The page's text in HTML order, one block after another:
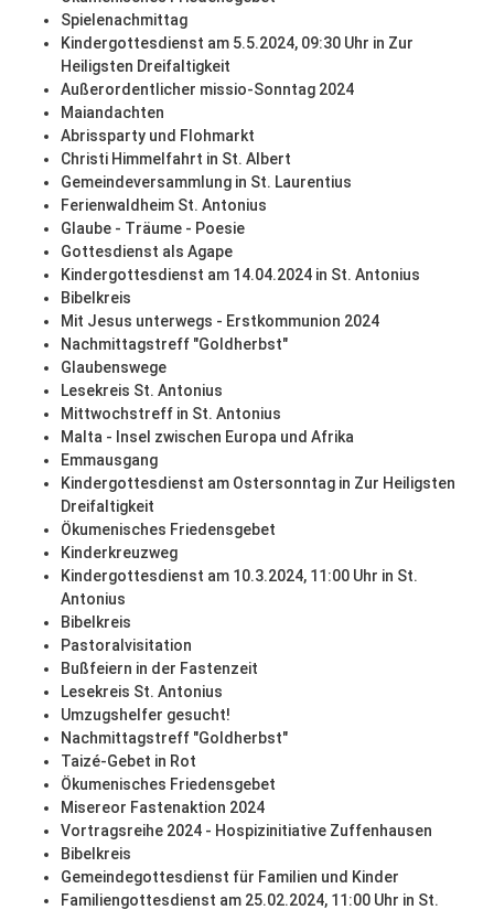
Spielenachmittag
Kindergottesdienst am 5.5.2024, 09:30 Uhr in Zur
Heiligsten Dreifaltigkeit
Außerordentlicher missio-Sonntag 2024
Maiandachten
Abrissparty und Flohmarkt
Christi Himmelfahrt in St. Albert
Gemeindeversammlung in St. Laurentius
Ferienwaldheim St. Antonius
Glaube - Träume - Poesie
Gottesdienst als Agape
Kindergottesdienst am 14.04.2024 in St. Antonius
Bibelkreis
Mit Jesus unterwegs - Erstkommunion 2024
Nachmittagstreff "Goldherbst"
Glaubenswege
Lesekreis St. Antonius
Mittwochstreff in St. Antonius
Malta - Insel zwischen Europa und Afrika
Emmausgang
Kindergottesdienst am Ostersonntag in Zur Heiligsten
Dreifaltigkeit
Ökumenisches Friedensgebet
Kinderkreuzweg
Kindergottesdienst am 10.3.2024, 11:00 Uhr in St.
Antonius
Bibelkreis
Pastoralvisitation
Bußfeiern in der Fastenzeit
Lesekreis St. Antonius
Umzugshelfer gesucht!
Nachmittagstreff "Goldherbst"
Taizé-Gebet in Rot
Ökumenisches Friedensgebet
Misereor Fastenaktion 2024
Vortragsreihe 2024 - Hospizinitiative Zuffenhausen
Bibelkreis
Gemeindegottesdienst für Familien und Kinder
Familiengottesdienst am 25.02.2024, 11:00 Uhr in St.